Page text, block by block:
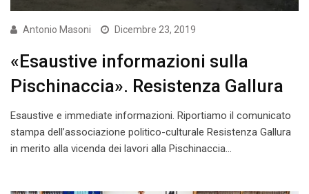
Antonio Masoni Dicembre 23, 2019
«Esaustive informazioni sulla
Pischinaccia». Resistenza Gallura
Esaustive e immediate informazioni. Riportiamo il comunicato
stampa dell’associazione politico-culturale Resistenza Gallura
in merito alla vicenda dei lavori alla Pischinaccia…